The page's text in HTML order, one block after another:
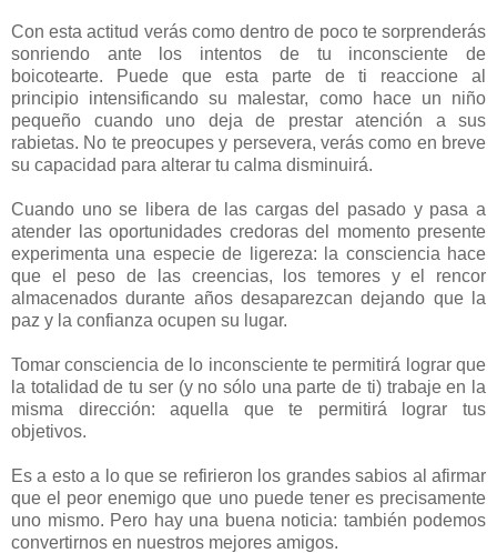
Con esta actitud verás como dentro de poco te sorprenderás
sonriendo ante los intentos de tu inconsciente de
boicotearte. Puede que esta parte de ti reaccione al
principio intensificando su malestar, como hace un niño
pequeño cuando uno deja de prestar atención a sus
rabietas. No te preocupes y persevera, verás como en breve
su capacidad para alterar tu calma disminuirá.
Cuando uno se libera de las cargas del pasado y pasa a
atender las oportunidades credoras del momento presente
experimenta una especie de ligereza: la consciencia hace
que el peso de las creencias, los temores y el rencor
almacenados durante años desaparezcan dejando que la
paz y la confianza ocupen su lugar.
Tomar consciencia de lo inconsciente te permitirá lograr que
la totalidad de tu ser (y no sólo una parte de ti) trabaje en la
misma dirección: aquella que te permitirá lograr tus
objetivos.
Es a esto a lo que se refirieron los grandes sabios al afirmar
que el peor enemigo que uno puede tener es precisamente
uno mismo. Pero hay una buena noticia: también podemos
convertirnos en nuestros mejores amigos.